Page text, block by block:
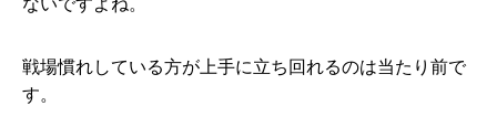
戦場慣れしている方が上手に立ち回れるのは当たり前で
す。